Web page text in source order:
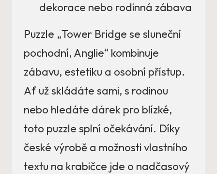
dekorace nebo rodinná zábava
Puzzle „Tower Bridge se sluneční
pochodní, Anglie“ kombinuje
zábavu, estetiku a osobní přístup.
Ať už skládáte sami, s rodinou
nebo hledáte dárek pro blízké,
toto puzzle splní očekávání. Díky
české výrobě a možnosti vlastního
textu na krabičce jde o nadčasový